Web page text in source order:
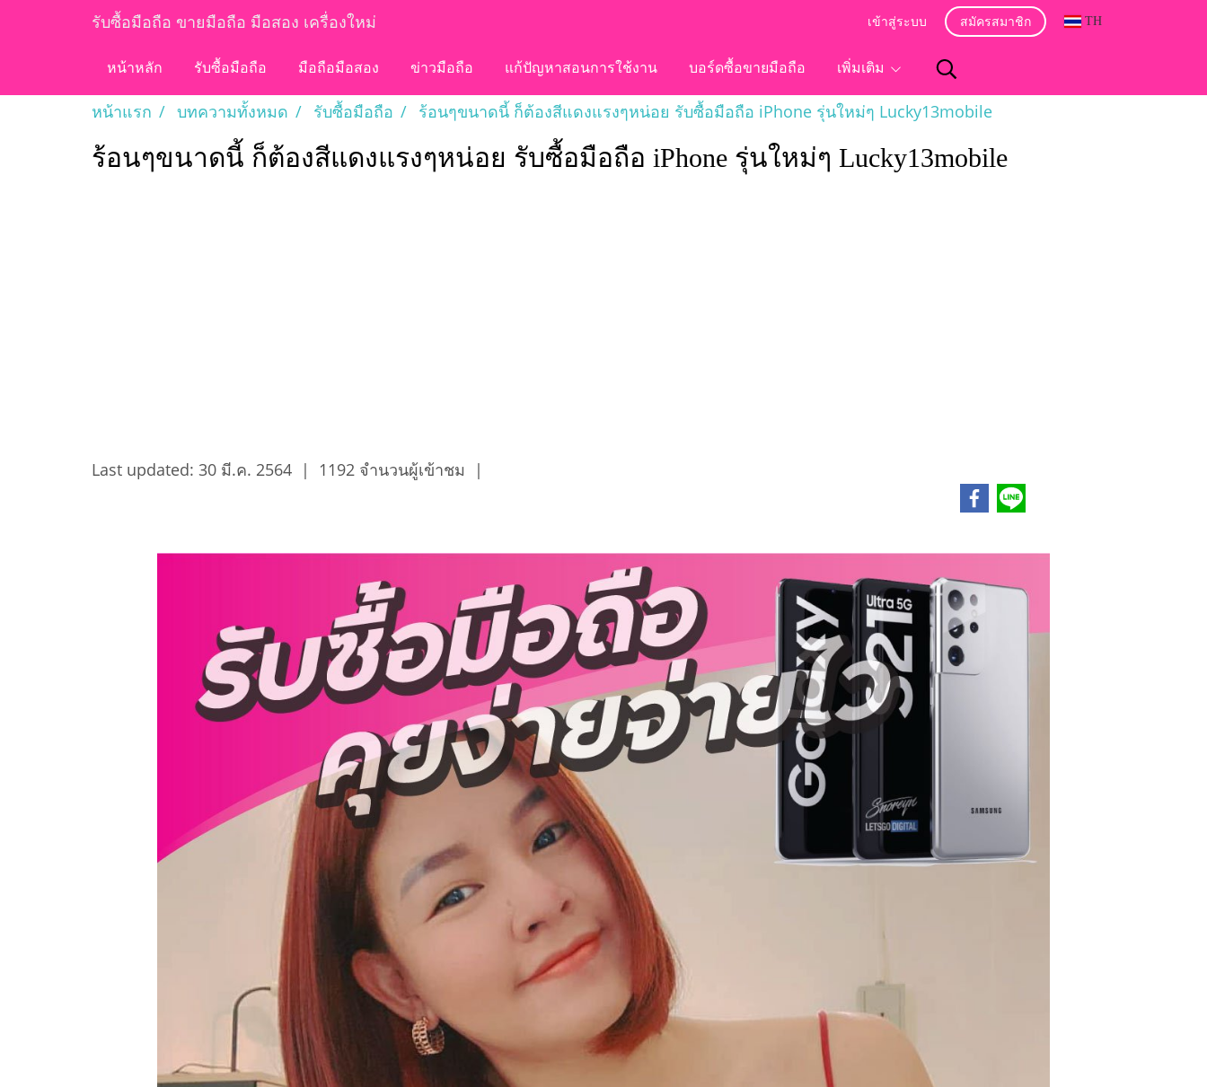
รับซื้อมือถือ ขายมือถือ มือสอง เครื่องใหม่ เข้าสู่ระบบ สมัครสมาชิก TH
หน้าหลัก รับซื้อมือถือ มือถือมือสอง ข่าวมือถือ แก้ปัญหาสอนการใช้งาน บอร์ดซื้อขายมือถือ เพิ่มเติม
หน้าแรก บทความทั้งหมด รับซื้อมือถือ ร้อนๆขนาดนี้ ก็ต้องสีแดงแรงๆหน่อย รับซื้อมือถือ iPhone รุ่นใหม่ๆ Lucky13mobile
ร้อนๆขนาดนี้ ก็ต้องสีแดงแรงๆหน่อย รับซื้อมือถือ iPhone รุ่นใหม่ๆ Lucky13mobile
Last updated: 30 มี.ค. 2564 | 1192 จำนวนผู้เข้าชม |